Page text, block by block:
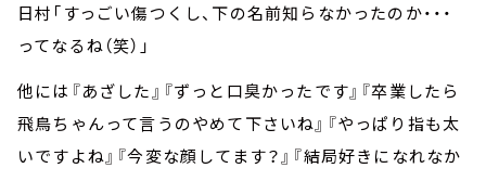
日村「すっごい傷つくし、下の名前知らなかったのか・・・
ってなるね（笑）」
他には『あざした』『ずっと口臭かったです』『卒業したら
飛鳥ちゃんって言うのやめて下さいね』『やっぱり指も太
いですよね』『今変な顔してます？』『結局好きになれなか